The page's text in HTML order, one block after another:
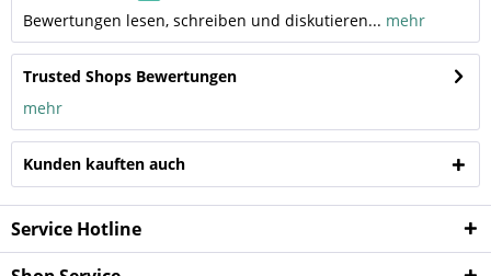
Bewertungen lesen, schreiben und diskutieren... mehr
Trusted Shops Bewertungen
mehr
Kunden kauften auch
Service Hotline